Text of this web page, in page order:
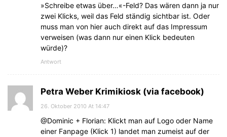
»Schreibe etwas über…«-Feld? Das wären dann ja nur
zwei Klicks, weil das Feld ständig sichtbar ist. Oder
muss man von hier auch direkt auf das Impressum
verweisen (was dann nur einen Klick bedeuten
würde)?
Antwort
Petra Weber Krimikiosk (via facebook)
26. Oktober 2010 At 14:47
@Dominic + Florian: Klickt man auf Logo oder Name
einer Fanpage (Klick 1) landet man zumeist auf der